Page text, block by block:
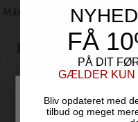
Måske du også er
FÅ
PÅ DIT
GÆLDER KUN
Bliv opdateret med
tilbud og meget